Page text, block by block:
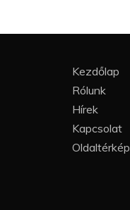
Kezdőlap
Rólunk
Hírek
Kapcsolat
Oldaltérkép